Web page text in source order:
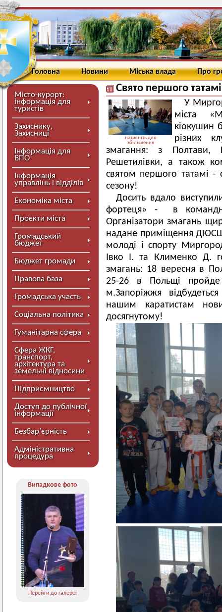
Головна Новини Міська влада Про
Місто-курорт:
інформація для
туристів
Захиснику,
Захисниці
Інформація для
ВПО
Інформація
управлінь і відділів
Економіка міста
Проєкти міста
Громадський
бюджет
Бюджет громади
Правова база
Громадська участь
Соціальна політика
Гуманітарна сфера
Сфера ЖКГ,
транспорт,
архітектура та
земельні відносини
Підприємництво
Доступ до публічної
інформації
Безбар’єрність
Адміністративна
процедура
Випадкове фото
Перейти до галереї
Свято першого
натисніть для
збільшення
У
міста
кіокушин
різних
змагання: з Полтави,
Решетилівки, а також
святом першого татамі -
сезону!
Досить вдало
фортеця» - в
Організатори змагань
надане приміщення ДЮСШ
молоді і спорту
Івко І. та Клименко Д.
змагань: 18 вересня в
25-26 в Польщі
м.Запоріжжя
нашим каратистам
досягнутому!